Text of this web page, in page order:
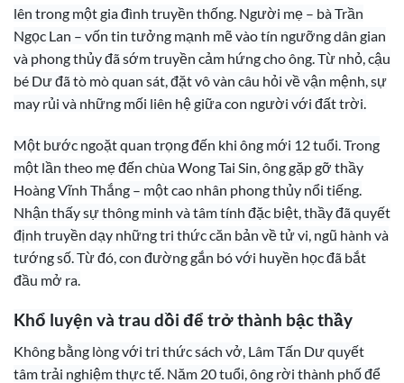
lên trong một gia đình truyền thống. Người mẹ – bà Trần
Ngọc Lan – vốn tin tưởng mạnh mẽ vào tín ngưỡng dân gian
và phong thủy đã sớm truyền cảm hứng cho ông. Từ nhỏ, cậu
bé Dư đã tò mò quan sát, đặt vô vàn câu hỏi về vận mệnh, sự
may rủi và những mối liên hệ giữa con người với đất trời.
Một bước ngoặt quan trọng đến khi ông mới 12 tuổi. Trong
một lần theo mẹ đến chùa Wong Tai Sin, ông gặp gỡ thầy
Hoàng Vĩnh Thắng – một cao nhân phong thủy nổi tiếng.
Nhận thấy sự thông minh và tâm tính đặc biệt, thầy đã quyết
định truyền dạy những tri thức căn bản về tử vi, ngũ hành và
tướng số. Từ đó, con đường gắn bó với huyền học đã bắt
đầu mở ra.
Khổ luyện và trau dồi để trở thành bậc thầy
Không bằng lòng với tri thức sách vở, Lâm Tấn Dư quyết
tâm trải nghiệm thực tế. Năm 20 tuổi, ông rời thành phố để